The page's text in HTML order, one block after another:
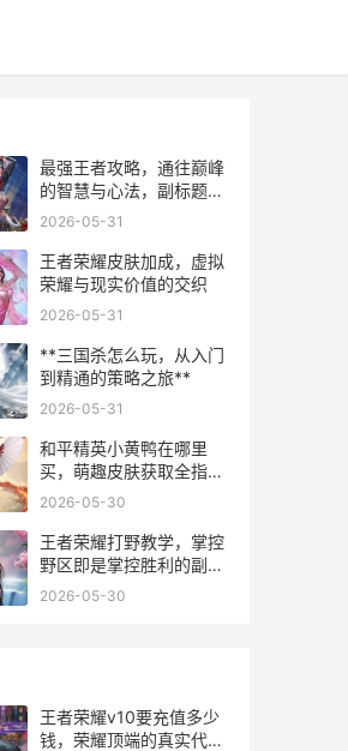
最强王者攻略，通往巅峰
的智慧与心法，副标题，
超越段位的终极思维
2026-05-31
王者荣耀皮肤加成，虚拟
荣耀与现实价值的交织
2026-05-31
**三国杀怎么玩，从入门
到精通的策略之旅**
2026-05-31
和平精英小黄鸭在哪里
买，萌趣皮肤获取全指
南，副标题，资深玩家的
2026-05-30
王者荣耀打野教学，掌控
野区即是掌控胜利的副标
题
2026-05-30
王者荣耀v10要充值多少
钱，荣耀顶端的真实代